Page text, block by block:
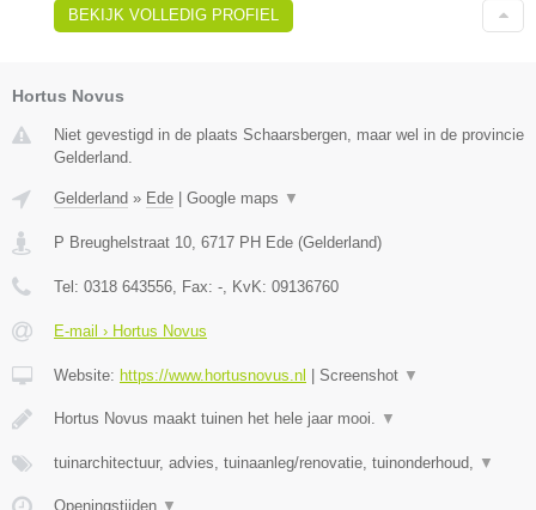
BEKIJK VOLLEDIG PROFIEL
Hortus Novus
Niet gevestigd in de plaats Schaarsbergen, maar wel in de provincie
Gelderland.
Gelderland » Ede Google maps ▼
P Breughelstraat 10 6717 PH Ede (Gelderland)
Tel: 0318 643556 , Fax: - , KvK: 09136760
E-mail › Hortus Novus
Website: https://www.hortusnovus.nl Screenshot ▼
Hortus Novus maakt tuinen het hele jaar mooi. ▼
tuinarchitectuur, advies, tuinaanleg/renovatie, tuinonderhoud, ▼
Openingstijden ▼